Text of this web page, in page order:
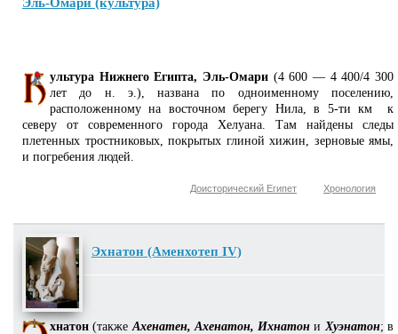
ультура Нижнего Египта, Эль-Омари (4 600 — 4 400/4 300
лет до н. э.), названа по одноименному поселению,
расположенному на восточном берегу Нила, в 5-ти км к
северу от современного города Хелуана. Там найдены следы
плетенных тростниковых, покрытых глиной хижин, зерновые ямы,
и погребения людей.
Хронология
Доисторический Египет
Эхнатон (Аменхотеп IV)
хнатон (также Ахенатен, Ахенатон, Ихнатон и Хуэнатон; в